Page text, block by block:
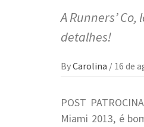
A Runners’
detalhes!
ByCarolina / 16 de
POST
Miami 2013, é